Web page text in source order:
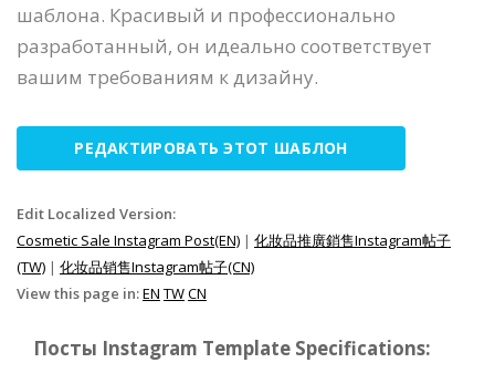
шаблона. Красивый и профессионально
разработанный, он идеально соответствует
вашим требованиям к дизайну.
РЕДАКТИРОВАТЬ ЭТОТ ШАБЛОН
Edit Localized Version:
Cosmetic Sale Instagram Post(EN) | 化妝品推廣銷售Instagram帖子
(TW) | 化妆品销售Instagram帖子(CN)
View this page in:EN TWCN
Посты Instagram Template Specifications: